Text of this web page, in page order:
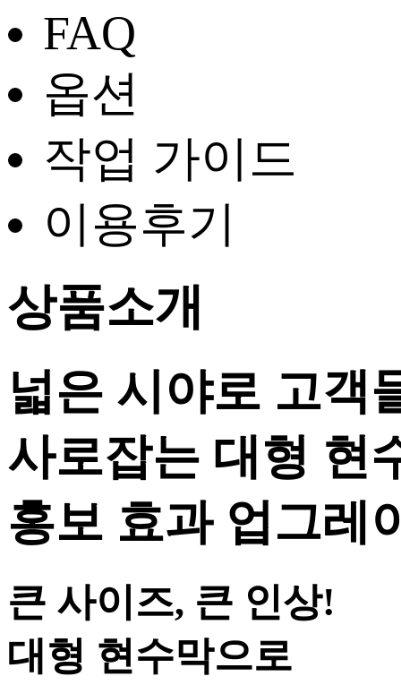
FAQ
옵션
작업 가이드
이용후기
상품소개
넓은 시야로 고객
사로잡는 대형 현
홍보 효과 업그레
큰 사이즈, 큰 인상!
대형 현수막으로